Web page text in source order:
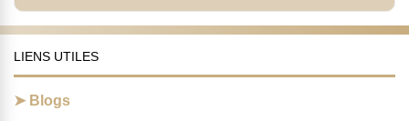
LIENS UTILES
Blogs